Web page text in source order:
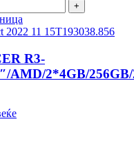
R3-
AMD/2*4GB/256GB/